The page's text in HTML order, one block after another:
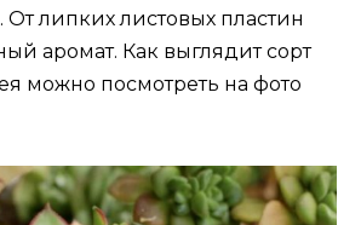
От липких листовых пластин
аромат. Как выглядит сорт
можно посмотреть на фото